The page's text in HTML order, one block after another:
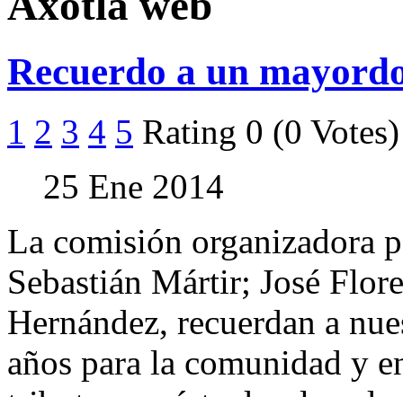
Recuerdo a un
1 2 3 4 5 Rating 0 (0 Votes)
25 Ene 2014
La comisión organizadora
Sebastián Mártir; José
Hernández, recuerdan a
años para la comunidad y